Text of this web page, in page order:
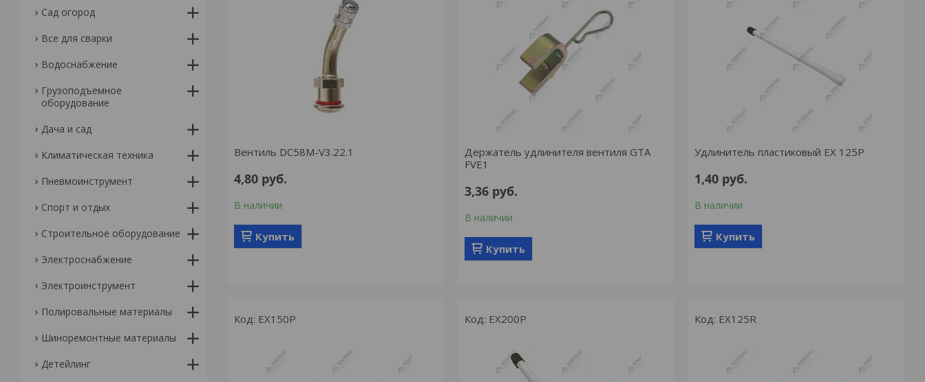
Вентиль DC58M-V3.22.1
4,80 руб.
В наличии
Купить
Держатель удлинителя вентиля GTA
FVE1
3,36 руб.
В наличии
Купить
Удлинитель пластиковый EX 125P
1,40 руб.
В наличии
Купить
EX150P EX200P EX125R
Сад огород
Все для сварки
Водоснабжение
Грузоподъемное
оборудование
Дача и сад
Климатическая техника
Пневмоинструмент
Спорт и отдых
Строительное оборудование
Электроснабжение
Электроинструмент
Полировальные материалы
Шиноремонтные материалы
Детейлинг